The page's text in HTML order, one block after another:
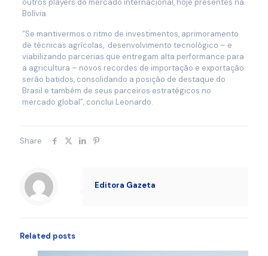
outros players do mercado internacional, hoje presentes na
Bolívia.
“Se mantivermos o ritmo de investimentos, aprimoramento
de técnicas agrícolas, desenvolvimento tecnológico – e
viabilizando parcerias que entregam alta performance para
a agricultura – novos recordes de importação e exportação
serão batidos, consolidando a posição de destaque do
Brasil e também de seus parceiros estratégicos no
mercado global”, conclui Leonardo.
Share
Editora Gazeta
Related posts